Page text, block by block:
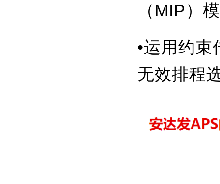
（MIP）
•运用约
无效排程